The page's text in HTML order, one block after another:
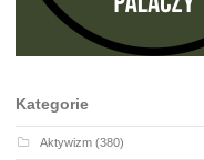
Kategorie
Aktywizm (380)